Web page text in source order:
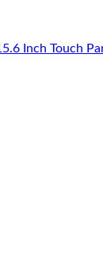
Inch Touch